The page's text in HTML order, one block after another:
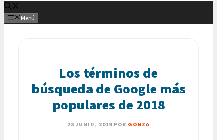
Menú
Los términos de
búsqueda de Google más
populares de 2018
28 JUNIO, 2019 POR GONZA